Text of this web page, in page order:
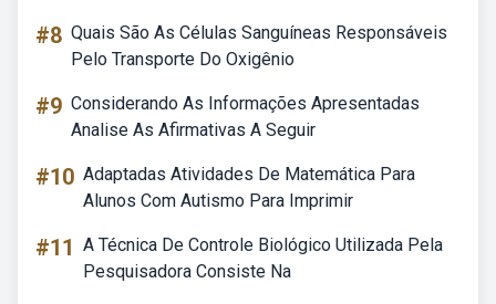
#8 Quais São As Células Sanguíneas Responsáveis
Pelo Transporte Do Oxigênio
#9 Considerando As Informações Apresentadas
Analise As Afirmativas A Seguir
#10 Adaptadas Atividades De Matemática Para
Alunos Com Autismo Para Imprimir
#11 A Técnica De Controle Biológico Utilizada Pela
Pesquisadora Consiste Na